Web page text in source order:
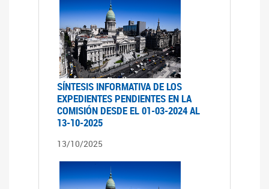
SÍNTESIS INFORMATIVA DE LOS
EXPEDIENTES PENDIENTES EN LA
COMISIÓN DESDE EL 01-03-2024 AL
13-10-2025
13/10/2025